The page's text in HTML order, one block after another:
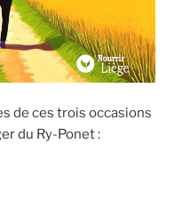
de ces trois occasions
du Ry-Ponet :